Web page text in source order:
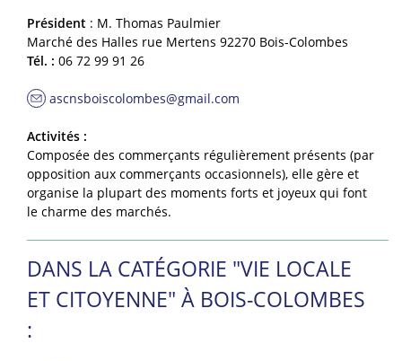
Président : M. Thomas Paulmier
Marché des Halles rue Mertens 92270 Bois-Colombes
Tél. : 06 72 99 91 26
ascnsboiscolombes@gmail.com
Activités :
Composée des commerçants régulièrement présents (par
opposition aux commerçants occasionnels), elle gère et
organise la plupart des moments forts et joyeux qui font
le charme des marchés.
DANS LA CATÉGORIE "VIE LOCALE
ET CITOYENNE" À BOIS-COLOMBES
: